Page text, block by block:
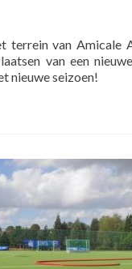
terrein van Amicale
van een
nieuwe seizoen!